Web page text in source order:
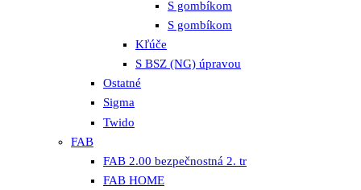
S gombíkom
S gombíkom
Kľúče
S BSZ (NG) úpravou
Ostatné
Sigma
Twido
FAB
FAB 2.00 bezpečnostná 2. tr
FAB HOME